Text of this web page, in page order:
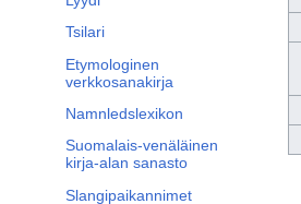
Tsilari
Etymologinen
verkkosanakirja
Namnledslexikon
Suomalais-venäläinen
kirja-alan sanasto
Slangipaikannimet